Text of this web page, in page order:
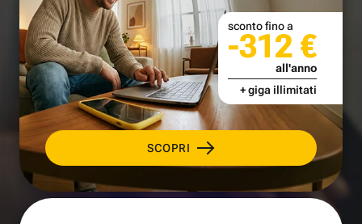
SCOPRI
sconto fino a
-312 €
all'anno
+ giga illimitati